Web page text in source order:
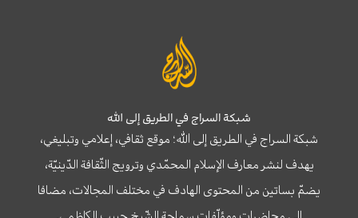
شبكة السراج في الطريق إلى الله
شبكة السراج في الطريق إلى الله؛ موقع ثقافي، إعلامي وتبليغي،
يهدف لنشر معارف الإسلام المحمّدي وترويج الثّقافة الدّينيّة،
يضمّ بساتين من المحتوى الهادف في مختلف المجالات، مضافا